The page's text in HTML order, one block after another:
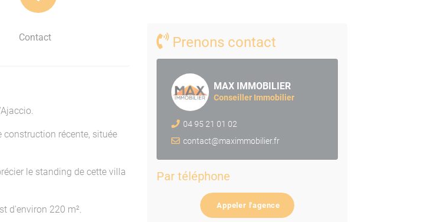
Contact
construction récente, située
le standing de cette villa
d'environ 220 m².
Prenons contact
MAX IMMOBILIER
Conseiller Immobilier
04 95 21 01 02
contact@maximmobilier.fr
Par téléphone
Appeler l'agence